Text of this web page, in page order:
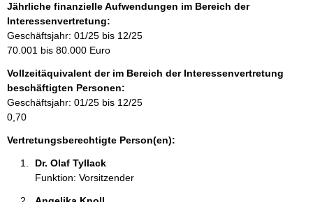
o
n
e
n
:
n
f
o
m
a
t
i
o
Jährliche finanzielle Aufwendungen im Bereich der
Interessenvertretung:
Geschäftsjahr: 01/25 bis 12/25
70.001 bis 80.000 Euro
Vollzeitäquivalent der im Bereich der Interessenvertretung
beschäftigten Personen:
Geschäftsjahr: 01/25 bis 12/25
0,70
Vertretungsberechtigte Person(en):
Dr. Olaf Tyllack
Funktion: Vorsitzender